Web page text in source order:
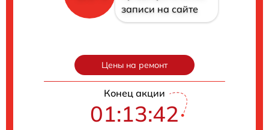
записи на сайте
Цены на ремонт
Конец акции
01:13:40